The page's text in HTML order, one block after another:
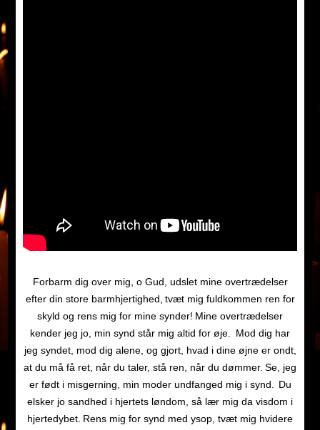
Forbarm dig over mig, o Gud, udslet mine overtrædelser
efter din store barmhjertighed, tvæt mig fuldkommen ren for
skyld og rens mig for mine synder! Mine overtrædelser
kender jeg jo, min synd står mig altid for øje.
Mod dig har
jeg syndet, mod dig alene, og gjort, hvad i dine øjne er ondt,
at du må få ret, når du taler, stå ren, når du dømmer. Se, jeg
er født i misgerning, min moder undfanged mig i synd.
Du
elsker jo sandhed i hjertets løndom, så lær mig da visdom i
hjertedybet. Rens mig for synd med ysop, tvæt mig hvidere